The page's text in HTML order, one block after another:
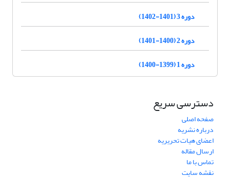
دوره 3 (1401-1402)
دوره 2 (1400-1401)
دوره 1 (1399-1400)
دسترسی سریع
صفحه اصلی
درباره نشریه
اعضای هیات تحریریه
ارسال مقاله
تماس با ما
نقشه سایت